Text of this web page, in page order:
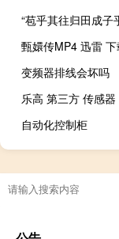
变频器排线会坏吗
乐高 第三方 传感器
自动化控制柜